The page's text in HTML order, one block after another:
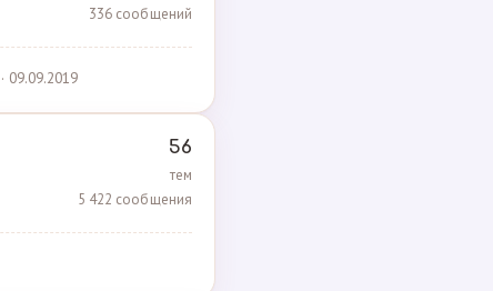
336 сообщений
09.09.2019
56
тем
5 422 сообщения